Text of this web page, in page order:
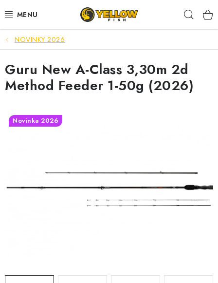
na
NOVINKY 2026
LETNÉ ZĽAVY
HALDORADO
PRÚTY
NOVINKY 2026
Guru New A-Class 3,30m 2d
Method Feeder 1-50g (2026)
Novinka 2026